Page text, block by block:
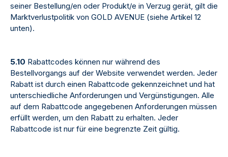
seiner Bestellung/en oder Produkt/e in Verzug gerät, gilt die
Marktverlustpolitik von GOLD AVENUE (siehe Artikel 12
unten).
5.10 Rabattcodes können nur während des
Bestellvorgangs auf der Website verwendet werden. Jeder
Rabatt ist durch einen Rabattcode gekennzeichnet und hat
unterschiedliche Anforderungen und Vergünstigungen. Alle
auf dem Rabattcode angegebenen Anforderungen müssen
erfüllt werden, um den Rabatt zu erhalten. Jeder
Rabattcode ist nur für eine begrenzte Zeit gültig.